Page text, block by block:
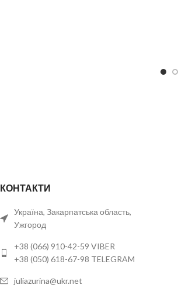
КОНТАКТИ
Україна, Закарпатська область,
Ужгород
+38 (066) 910-42-59 VIBER
+38 (050) 618-67-98 TELEGRAM
juliazurina@ukr.net